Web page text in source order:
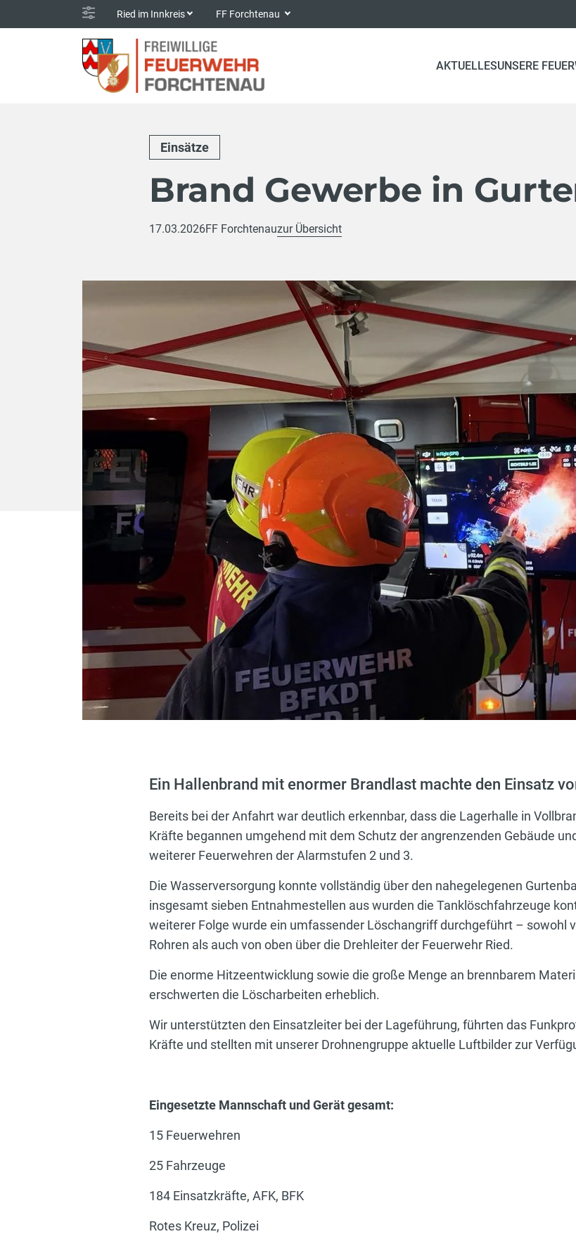
Ried im Innkreis FF Forchtenau
AKTUELLESUNSERE
Einsätze
Brand Gewerbe in
17.03.2026FF Forchtenauzur Übersicht
Ein Hallenbrand mit enormer Brandlast machte den Einsatz
Bereits bei der Anfahrt war deutlich erkennbar, dass die Lagerhalle in
Kräfte begannen umgehend mit dem Schutz der angrenzenden Gebäude
weiterer Feuerwehren der Alarmstufen 2 und 3.
Die Wasserversorgung konnte vollständig über den nahegelegenen
insgesamt sieben Entnahmestellen aus wurden die Tanklöschfahrzeuge
weiterer Folge wurde ein umfassender Löschangriff durchgeführt – sowohl
Rohren als auch von oben über die Drehleiter der Feuerwehr Ried.
Die enorme Hitzeentwicklung sowie die große Menge an brennbarem
erschwerten die Löscharbeiten erheblich.
Wir unterstützten den Einsatzleiter bei der Lageführung, führten das
Kräfte und stellten mit unserer Drohnengruppe aktuelle Luftbilder zur
Eingesetzte Mannschaft und Gerät gesamt:
15 Feuerwehren
25 Fahrzeuge
184 Einsatzkräfte, AFK, BFK
Rotes Kreuz, Polizei